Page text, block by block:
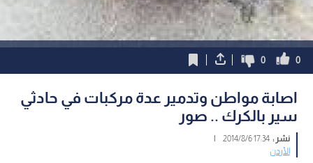
0
0
اصابة مواطن وتدمير عدة مركبات في حادثي
سير بالكرك .. صور
نشر :17:34 2014/8/6
|
الأردن